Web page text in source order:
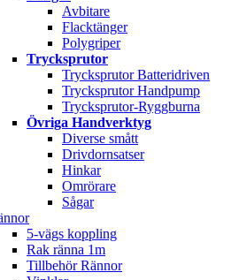
Avbitare
Flacktänger
Polygriper
Trycksprutor
Trycksprutor Batteridriven
Trycksprutor Handpump
Trycksprutor-Ryggburna
Övriga Handverktyg
Diverse smått
Drivdornsatser
Hinkar
Omrörare
Sågar
5-vägs koppling
Rak ränna 1m
Tillbehör Rännor